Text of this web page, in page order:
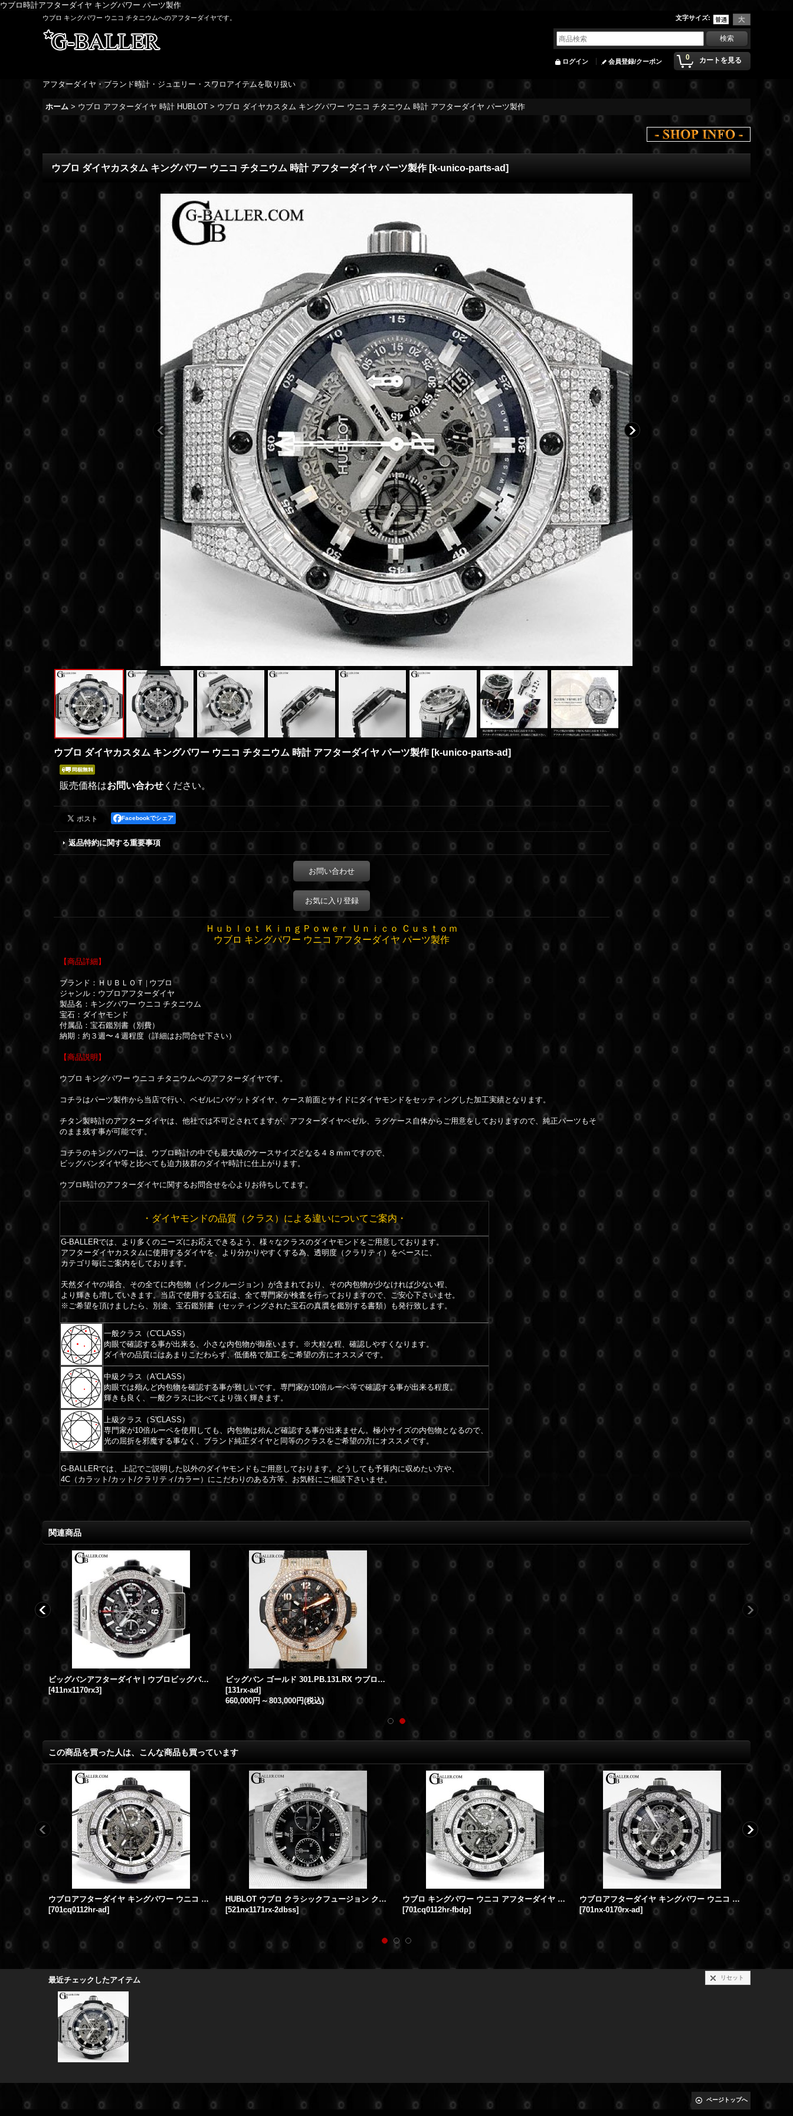
ウブロ時計アフターダイヤ キングパワー パーツ製作
ウブロ キングパワー ウニコ チタニウムへのアフターダイヤです。 文字サイズ:
0 カートを見る
ログイン 会員登録/クーポン
アフターダイヤ・ブランド時計・ジュエリー・スワロアイテムを取り扱い
ホーム > ウブロ アフターダイヤ 時計 HUBLOT > ウブロ ダイヤカスタム キングパワー ウニコ チタニウム 時計 アフターダイヤ パーツ製作
ウブロ ダイヤカスタム キングパワー ウニコ チタニウム 時計 アフターダイヤ パーツ製作 [k-unico-parts-ad]
ウブロ ダイヤカスタム キングパワー ウニコ チタニウム 時計 アフターダイヤ パーツ製作 [k-unico-parts-ad]
販売価格はお問い合わせ ください。
Facebookでシェア
返品特約に関する重要事項
お問い合わせ
お気に入り登録
Ｈｕｂｌｏｔ ＫｉｎｇＰｏｗｅｒ Ｕｎｉｃｏ Ｃｕｓｔｏｍ
ウブロ キングパワー ウニコ アフターダイヤ パーツ製作
【商品詳細】
ブランド：ＨＵＢＬＯＴ | ウブロ
ジャンル：ウブロアフターダイヤ
製品名：キングパワー ウニコ チタニウム
宝石：ダイヤモンド
付属品：宝石鑑別書（別費）
納期：約３週〜４週程度（詳細はお問合せ下さい）
【商品説明】
ウブロ キングパワー ウニコ チタニウムへのアフターダイヤです。
コチラはパーツ製作から当店で行い、ベゼルにバゲットダイヤ、ケース前面とサイドにダイヤモンドをセッティングした加工実績となります。
チタン製時計のアフターダイヤは、他社では不可とされてますが、アフターダイヤベゼル、ラグケース自体からご用意をしておりますので、純正パーツもそ
のまま残す事が可能です。
コチラのキングパワーは、ウブロ時計の中でも最大級のケースサイズとなる４８ｍｍですので、
ビッグバンダイヤ等と比べても迫力抜群のダイヤ時計に仕上がります。
ウブロ時計のアフターダイヤに関するお問合せを心よりお待ちしてます。
・ダイヤモンドの品質（クラス）による違いについてご案内・
G-BALLERでは、より多くのニーズにお応えできるよう、様々なクラスのダイヤモンドをご用意しております。
アフターダイヤカスタムに使用するダイヤを、より分かりやすくする為、透明度（クラリティ）をベースに、
カテゴリ毎にご案内をしております。
天然ダイヤの場合、その全てに内包物（インクルージョン）が含まれており、その内包物が少なければ少ない程、
より輝きも増していきます。当店で使用する宝石は、全て専門家が検査を行っておりますので、ご安心下さいませ。
※ご希望を頂けましたら、別途、宝石鑑別書（セッティングされた宝石の真贋を鑑別する書類）も発行致します。
一般クラス（C'CLASS）
肉眼で確認する事が出来る、小さな内包物が御座います。※大粒な程、確認しやすくなります。
ダイヤの品質にはあまりこだわらず、低価格で加工をご希望の方にオススメです。
中級クラス（A'CLASS）
肉眼では殆んど内包物を確認する事が難しいです。専門家が10倍ルーペ等で確認する事が出来る程度。
輝きも良く、一般クラスに比べてより強く輝きます。
上級クラス（S'CLASS）
専門家が10倍ルーペを使用しても、内包物は殆んど確認する事が出来ません。極小サイズの内包物となるので、
光の屈折を邪魔する事なく、ブランド純正ダイヤと同等のクラスをご希望の方にオススメです。
G-BALLERでは、上記でご説明した以外のダイヤモンドもご用意しております。どうしても予算内に収めたい方や、
4C（カラット/カット/クラリティ/カラー）にこだわりのある方等、お気軽にご相談下さいませ。
関連商品
ビッグバンアフターダイヤ | ウブロビッグバン ウニコ チタニウム ベゼルダイヤ 411.NX.1170.RX HUBLOT時計
[411nx1170rx3]
ビッグバン ゴールド 301.PB.131.RX ウブロアフターダイヤ
[131rx-ad]
660,000円 ～ 803,000円(税込)
この商品を買った人は、こんな商品も買っています
ウブロアフターダイヤ キングパワー ウニコ ブラック アンド ホワイト 時計 アフターダイヤ
[701cq0112hr-ad]
HUBLOT ウブロ クラシックフュージョン クロノグラフ チタニウム 45mm アフターダイヤ ダイヤベゼル製作 521.NX.1171.RX
[521nx1171rx-2dbss]
ウブロ キングパワー ウニコ アフターダイヤ バゲットダイヤベゼル パヴェダイヤケース パーツ製作 701.CQ.0112.HR
[701cq0112hr-fbdp]
ウブロアフターダイヤ キングパワー ウニコ チタニウム 時計 アフターダイヤ
[701nx-0170rx-ad]
最近チェックしたアイテム リセット
ページトップへ